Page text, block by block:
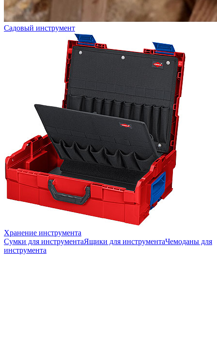
Садовый инструмент
Хранение инструмента
Сумки для инструментаЯщики для инструментаЧемоданы для
инструмента